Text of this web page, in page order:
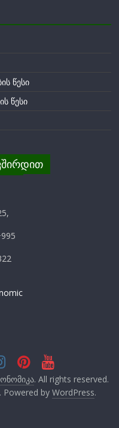
წესი
წესი
. All rights reserved.
. Powered by WordPress.